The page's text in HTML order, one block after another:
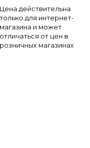
Цена действительна
только для интернет-
магазина и может
отличаться от цен в
розничных магазинах